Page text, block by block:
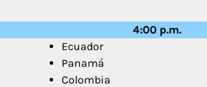
4:00 p.m.
Ecuador
Panamá
Colombia